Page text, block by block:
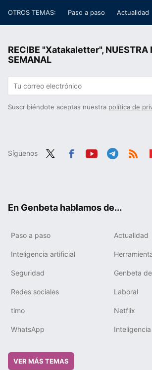
OTROS TEMAS: Paso a paso Actualidad
RECIBE "Xatakaletter", NUESTRA
SEMANAL
Suscribiéndote aceptas nuestra política de
Síguenos
En Genbeta hablamos de...
Paso a paso Actualidad
Inteligencia artificial
Seguridad Genbeta
Redes sociales Laboral
timo Netflix
WhatsApp
VER MÁS TEMAS